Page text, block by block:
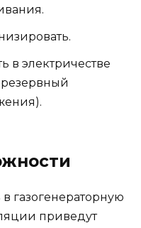
в электричестве
резервный
газогенераторную
приведут